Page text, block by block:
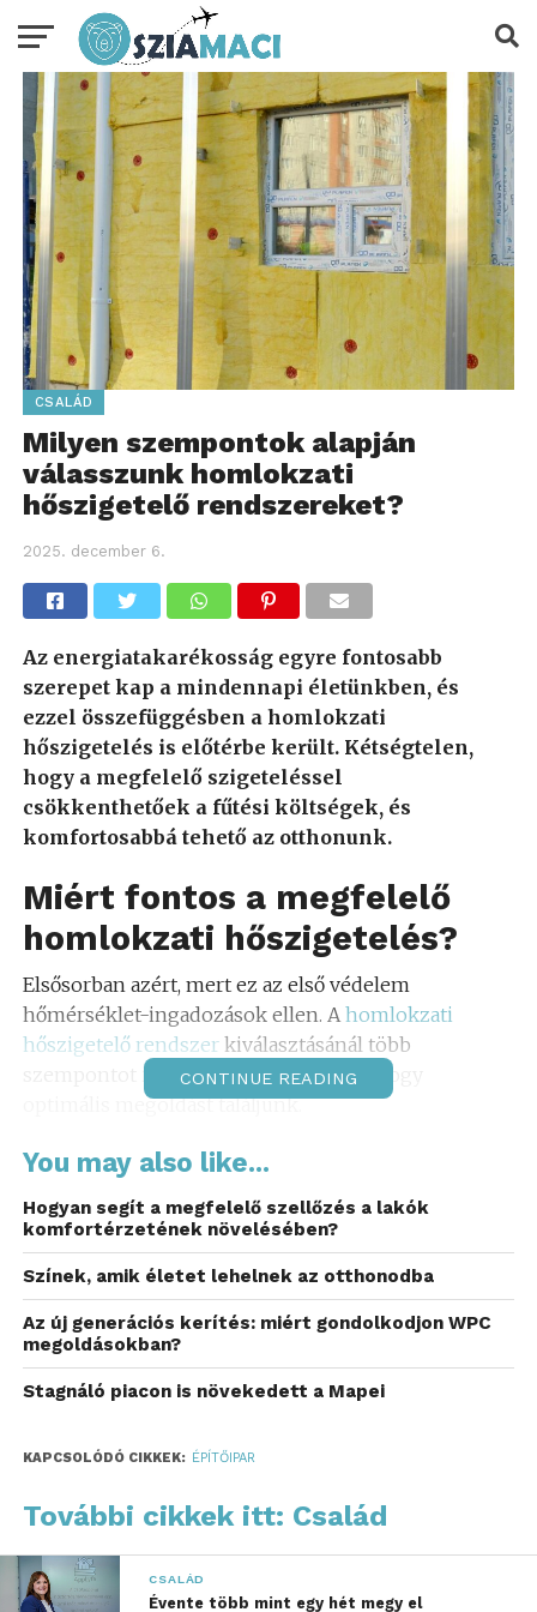
CSALÁD
Milyen szempontok alapján
válasszunk homlokzati
hőszigetelő rendszereket?
2025. december 6.
Az energiatakarékosság egyre fontosabb
szerepet kap a mindennapi életünkben, és
ezzel összefüggésben a homlokzati
hőszigetelés is előtérbe került. Kétségtelen,
hogy a megfelelő szigeteléssel
csökkenthetőek a fűtési költségek, és
komfortosabbá tehető az otthonunk.
Miért fontos a megfelelő
homlokzati hőszigetelés?
Elsősorban azért, mert ez az első védelem
hőmérséklet-ingadozások ellen. Ahomlokzati
hőszigetelő rendszerkiválasztásánál több
szempontot is figyelembe kell venni, hogy
optimális megoldást találjunk.
Például fontos, hogy az anyag milyen hőszigetelő
ellenálló az időjárás viszontagságaival szemben.
A különböző típusú hő- és hangszigetelő anyagok
közül a kőzetgyapot az egyik leggyakrabban
választott azért, mert kiválóan képes hőszigetelést
biztosítani, ugyanakkor hangszigetelő
tulajdonságokkal is bír. Azért is kedvelt, mert
környezetet.
A kiegészítők szerepe a
rendszerben
A hőszigetelés hatékonyságát jelentős mértékben
CONTINUE READING
You may also like...
Hogyan segít a megfelelő szellőzés a lakók
komfortérzetének növelésében?
Színek, amik életet lehelnek az otthonodba
Az új generációs kerítés: miért gondolkodjon WPC
megoldásokban?
Stagnáló piacon is növekedett a Mapei
KAPCSOLÓDÓ CIKKEK: ÉPÍTŐIPAR
További cikkek itt: Család
CSALÁD
Évente több mint egy hét megy el